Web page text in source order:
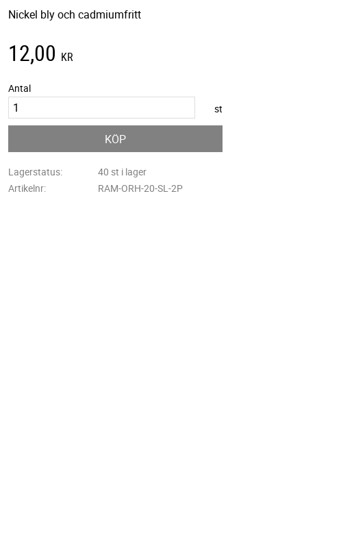
Nickel bly och cadmiumfritt
12,00 KR
Antal
st
KÖP
Lagerstatus
40 st i lager
Artikelnr
RAM-ORH-20-SL-2P